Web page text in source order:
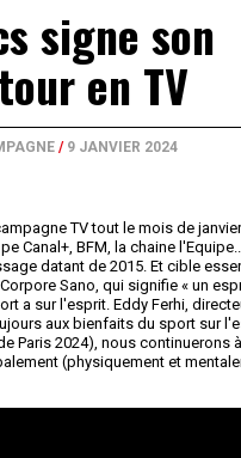
signe son
en TV
/ 9 JANVIER 2024
TV tout le mois de
Canal+, BFM, la chaine
datant de 2015. Et cible
Sano, qui signifie « un
a sur l'esprit. Eddy Ferhi,
aux bienfaits du sport sur
Paris 2024), nous continuerons
(physiquement et